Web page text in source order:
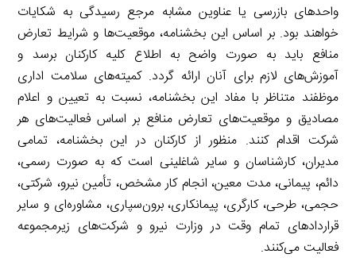
واحدهای بازرسی یا عناوین مشابه مرجع رسیدگی به شکایات
خواهند بود. بر اساس این بخشنامه، موقعیت‌ها و شرایط تعارض
منافع باید به صورت واضح به اطلاع کلیه کارکنان برسد و
آموزش‌های لازم برای آنان ارائه گردد. کمیته‌های سلامت اداری
موظفند متناظر با مفاد این بخشنامه، نسبت به تعیین و اعلام
مصادیق و موقعیت‌های تعارض منافع بر اساس فعالیت‌های هر
شرکت اقدام کنند. منظور از کارکنان در این بخشنامه، تمامی
مدیران، کارشناسان و سایر شاغلینی است که به صورت رسمی،
دائم، پیمانی، مدت معین، انجام کار مشخص، تأمین نیرو، شرکتی،
حجمی، طرحی، کارگری، پیمانکاری، برون‌سپاری، مشاوره‌ای و سایر
قراردادهای تمام وقت در وزارت نیرو و شرکت‌های زیرمجموعه
فعالیت می‌کنند.